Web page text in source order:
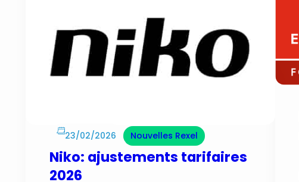
23/02/2026 Nouvelles Rexel
Niko: ajustements tarifaires
2026